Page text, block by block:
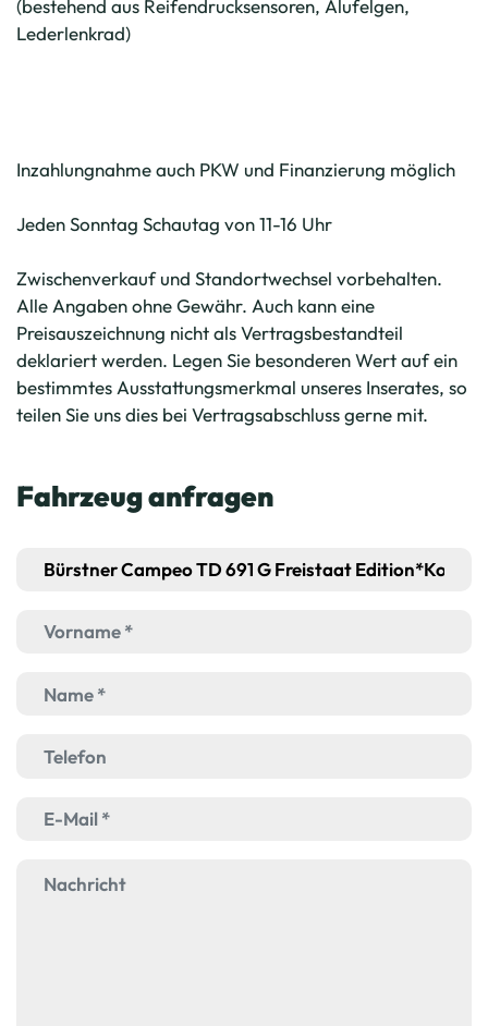
(bestehend aus Reifendrucksensoren, Alufelgen,
Lederlenkrad)
Inzahlungnahme auch PKW und Finanzierung möglich
Jeden Sonntag Schautag von 11-16 Uhr
Zwischenverkauf und Standortwechsel vorbehalten.
Alle Angaben ohne Gewähr. Auch kann eine
Preisauszeichnung nicht als Vertragsbestandteil
deklariert werden. Legen Sie besonderen Wert auf ein
bestimmtes Ausstattungsmerkmal unseres Inserates, so
teilen Sie uns dies bei Vertragsabschluss gerne mit.
Fahrzeug anfragen